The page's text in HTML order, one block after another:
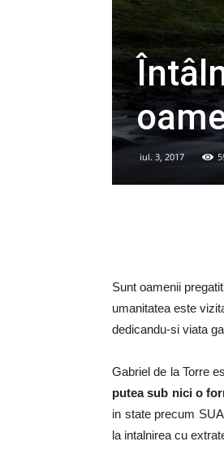
iul. 3, 2017
Sunt oamenii
umanitatea este
dedicandu-si viata
Gabriel de la Torre
putea sub nici o
in state precum
la intalnirea cu